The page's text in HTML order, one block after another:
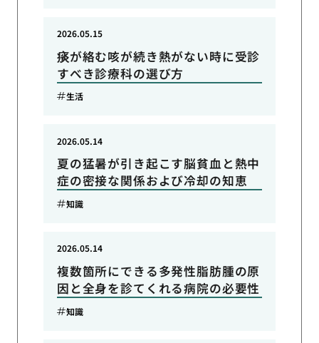
痰が絡む咳が続き熱がない時に受診
すべき診療科の選び方
2026.05.15
生活
夏の猛暑が引き起こす脳貧血と熱中
症の密接な関係および冷却の知恵
2026.05.14
知識
複数箇所にできる多発性脂肪腫の原
因と全身を診てくれる病院の必要性
2026.05.14
知識